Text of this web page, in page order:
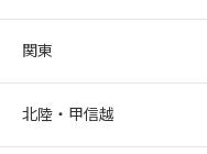
関東
北陸・甲信越